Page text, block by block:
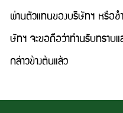
ผ่านตัวแทนของบริษัทฯ หรือช
ษัทฯ จะขอถือว่าท่านรับทราบแ
กล่าวข้างต้นแล้ว